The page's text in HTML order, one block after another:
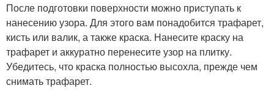
После подготовки поверхности можно приступать к
нанесению узора. Для этого вам понадобится трафарет,
кисть или валик, а также краска. Нанесите краску на
трафарет и аккуратно перенесите узор на плитку.
Убедитесь, что краска полностью высохла, прежде чем
снимать трафарет.